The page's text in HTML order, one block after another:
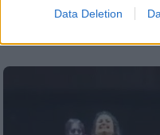
Data Deletion
89 χρόνια από τη